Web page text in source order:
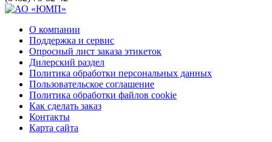
О компании
Поддержка и сервис
Опросный лист заказа этикеток
Дилерский раздел
Политика обработки персональных данных
Пользовательское соглашение
Политика обработки файлов cookie
Как сделать заказ
Контакты
Карта сайта